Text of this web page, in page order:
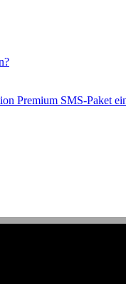
Premium SMS-Paket